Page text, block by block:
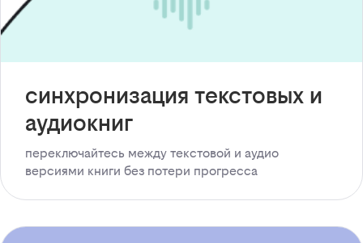
синхронизация текстовых и
аудиокниг
переключайтесь между текстовой и аудио
версиями книги без потери прогресса